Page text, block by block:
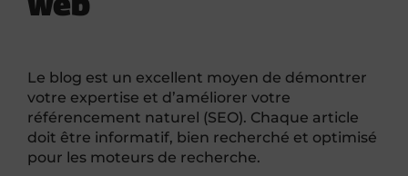
Le blog est un excellent moyen de démontrer
votre expertise et d’améliorer votre
référencement naturel (SEO). Chaque article
doit être informatif, bien recherché et optimisé
pour les moteurs de recherche.